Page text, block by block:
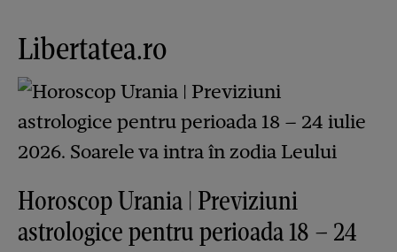
Libertatea.ro
Horoscop Urania | Previziuni
astrologice pentru perioada 18 – 24